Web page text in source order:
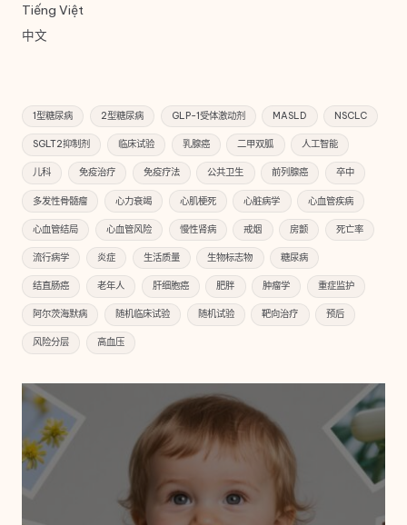
Tiếng Việt
中文
1型糖尿病 2型糖尿病 GLP-1受体激动剂 MASLD NSCLC
SGLT2抑制剂 临床试验 乳腺癌 二甲双胍 人工智能
儿科 免疫治疗 免疫疗法 公共卫生 前列腺癌 卒中
多发性骨髓瘤 心力衰竭 心肌梗死 心脏病学 心血管疾病
心血管结局 心血管风险 慢性肾病 戒烟 房颤 死亡率
流行病学 炎症 生活质量 生物标志物 糖尿病
结直肠癌 老年人 肝细胞癌 肥胖 肿瘤学 重症监护
阿尔茨海默病 随机临床试验 随机试验 靶向治疗 预后
风险分层 高血压